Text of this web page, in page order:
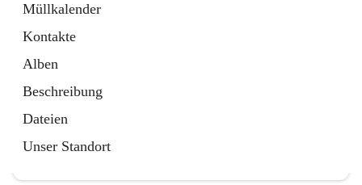
Müllkalender
Kontakte
Alben
Beschreibung
Dateien
Unser Standort